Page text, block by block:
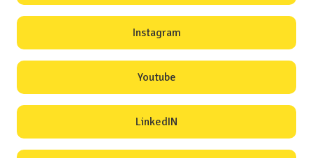
Instagram
Youtube
LinkedIN